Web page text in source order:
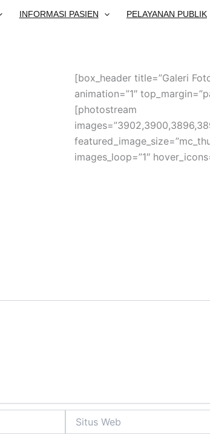
INFORMASI PASIEN PELAYANAN PUBLIK
[box_header title=”Galeri
animation=”1″
[photostream
images_loop=”1″
Web